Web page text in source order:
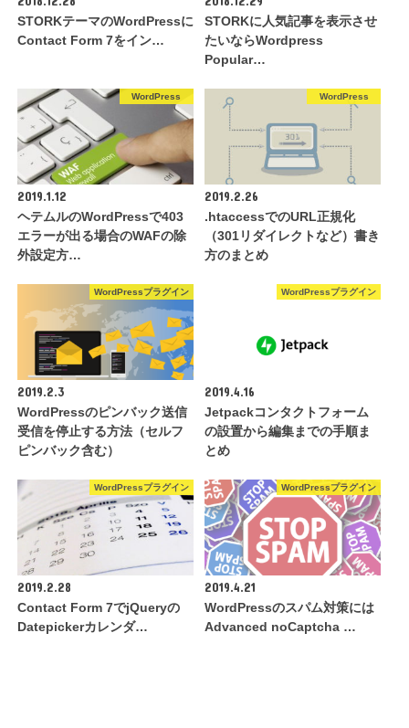
STORKテーマのWordPressに
Contact Form 7をイン…
STORKに人気記事を表示させ
たいならWordpress
Popular…
WordPress
2019.1.12
ヘテムルのWordPressで403
エラーが出る場合のWAFの除
外設定方…
WordPress
2019.2.26
.htaccessでのURL正規化
（301リダイレクトなど）書き
方のまとめ
WordPressプラグイン
2019.2.3
WordPressのピンバック送信
受信を停止する方法（セルフ
ピンバック含む）
WordPressプラグイン
2019.4.16
Jetpackコンタクトフォーム
の設置から編集までの手順ま
とめ
WordPressプラグイン
2019.2.28
Contact Form 7でjQueryの
Datepickerカレンダ…
WordPressプラグイン
2019.4.21
WordPressのスパム対策には
Advanced noCaptcha …